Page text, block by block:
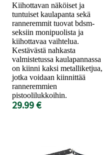
Kiihottavan näköiset ja
tuntuiset kaulapanta sekä
ranneremmit tuovat bdsm-
seksiin monipuolista ja
kiihottavaa vaihtelua.
Kestävästä nahkasta
valmistetussa kaulapannassa
on kiinni kaksi metalliketjua,
jotka voidaan kiinnittää
ranneremmien
pistoolilukkoihin.
29.99 €